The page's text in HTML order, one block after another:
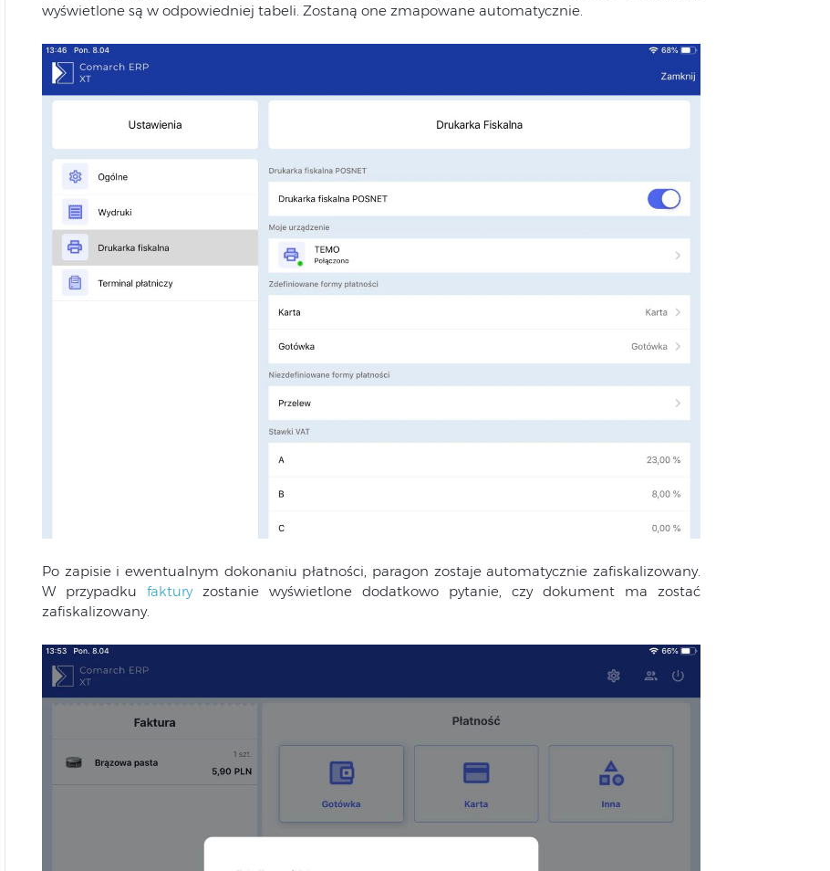
wyświetlone są w odpowiedniej tabeli. Zostaną one zmapowane automatycznie.
Po zapisie i ewentualnym dokonaniu płatności, paragon zostaje automatycznie zafiskalizowany.
W przypadku fakturyzostanie wyświetlone dodatkowo pytanie, czy dokument ma zostać
zafiskalizowany.